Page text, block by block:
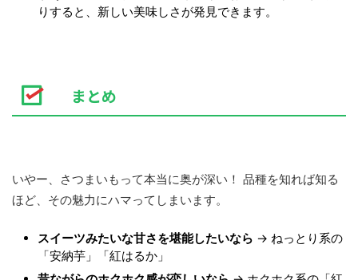
りすると、新しい美味しさが発見できます。
まとめ
いやー、さつまいもって本当に奥が深い！ 品種を知れば知る
ほど、その魅力にハマってしまいます。
スイーツみたいな甘さを堪能したいなら → ねっとり系の
「安納芋」「紅はるか」